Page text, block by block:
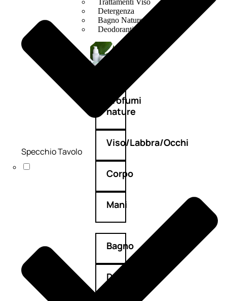
Trattamenti Viso
Detergenza
Bagno Nature
Deodoranti
Profumi
nature
Viso/Labbra/Occhi
Corpo
Mani
Bagno
Detergenza
Specchio Tavolo